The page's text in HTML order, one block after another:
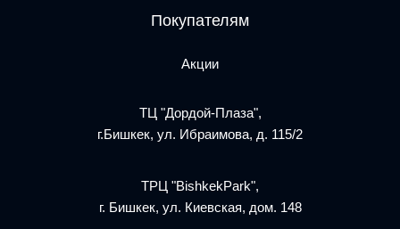
Покупателям
Акции
ТЦ "Дордой-Плаза",
г.Бишкек, ул. Ибраимова, д. 115/2
ТРЦ "BishkekPark",
г. Бишкек, ул. Киевская, дом. 148